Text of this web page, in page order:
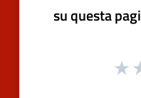
su questa